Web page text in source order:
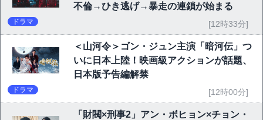
不倫→ひき逃げ→暴走の連鎖が始まる
ドラマ [12時33分]
＜山河令＞ゴン・ジュン主演「暗河伝」つ
いに日本上陸！映画級アクションが話題、
日本版予告編解禁
ドラマ [12時00分]
「財閥×刑事2」アン・ボヒョン×チョン・